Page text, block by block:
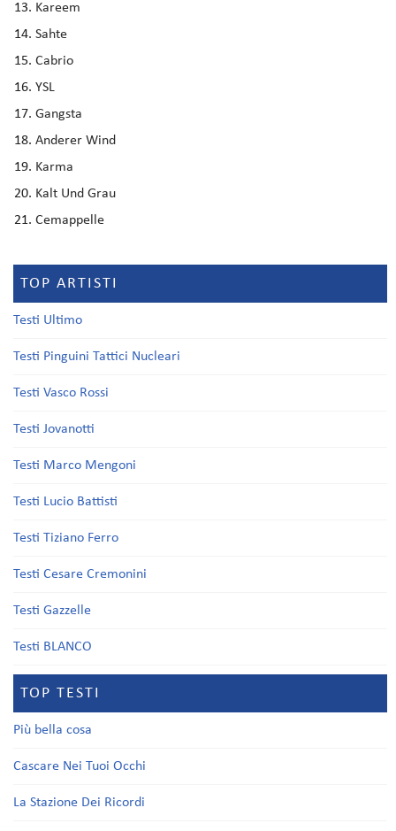
Kareem
Sahte
Cabrio
YSL
Gangsta
Anderer Wind
Karma
Kalt Und Grau
Cemappelle
TOP ARTISTI
Testi Ultimo
Testi Pinguini Tattici Nucleari
Testi Vasco Rossi
Testi Jovanotti
Testi Marco Mengoni
Testi Lucio Battisti
Testi Tiziano Ferro
Testi Cesare Cremonini
Testi Gazzelle
Testi BLANCO
TOP TESTI
Più bella cosa
Cascare Nei Tuoi Occhi
La Stazione Dei Ricordi